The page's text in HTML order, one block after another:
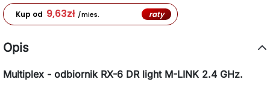
Kup od 9,63zł /mies. raty
Opis
Multiplex - odbiornik RX-6 DR light M-LINK 2.4 GHz.